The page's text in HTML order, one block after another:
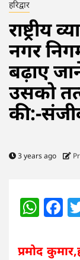
हरिद्वार
राष्ट्रीय
नगर
बढ़ाए
उसको
की:-
3 years ago
प्रमोद